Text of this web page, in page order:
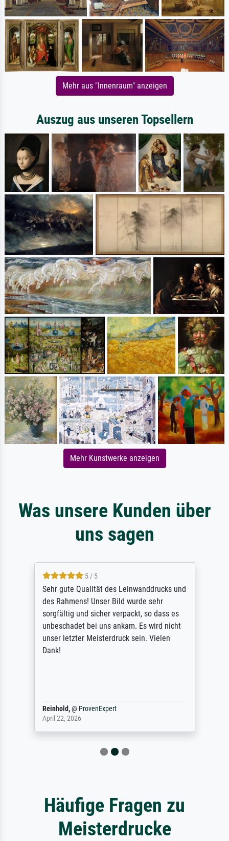
Mehr aus "Innenraum" anzeigen
Auszug aus unseren Topsellern
Mehr Kunstwerke anzeigen
Was unsere Kunden über
uns sagen
5 / 5
Sehr gute Qualität des Leinwanddrucks und
des Rahmens! Unser Bild wurde sehr
sorgfältig und sicher verpackt, so dass es
unbeschadet bei uns ankam. Es wird nicht
unser letzter Meisterdruck sein. Vielen
Dank!
Reinhold,@ ProvenExpert
April 22, 2026
Häufige Fragen zu
Meisterdrucke